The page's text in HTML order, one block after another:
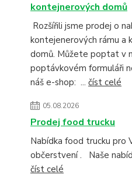
kontejnerových domů
Rozšířili jsme prodej o
kontejenerových rámu a
domů. Můžete poptat v
poptávkovém formuláři
náš e-shop: ... číst celé
05.08.2026
Prodej food trucku
Nabídka food trucku pro
občerstvení . Naše
číst celé